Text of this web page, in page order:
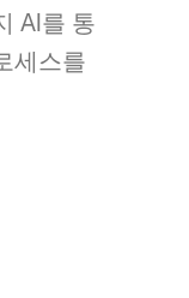
AI를 통
세스를